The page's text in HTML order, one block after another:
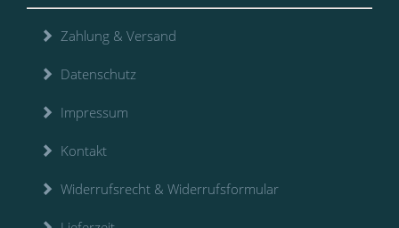
Zahlung & Versand
Datenschutz
Impressum
Kontakt
Widerrufsrecht & Widerrufsformular